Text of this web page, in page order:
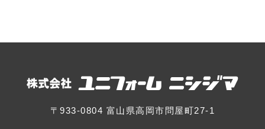
〒933-0804 富山県高岡市問屋町27-1